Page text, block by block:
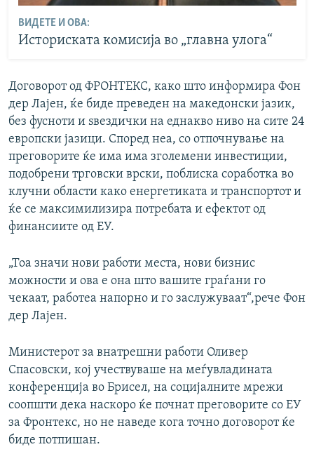
ВИДЕТЕ И ОВА:
Историската комисија во „главна улога“
Договорот од ФРОНТЕКС, како што информира Фон
дер Лајен, ќе биде преведен на македонски јазик,
без фусноти и ѕвездички на еднакво ниво на сите 24
европски јазици. Според неа, со отпочнување на
преговорите ќе има има зголемени инвестиции,
подобрени трговски врски, поблиска соработка во
клучни области како енергетиката и транспортот и
ќе се максимилизира потребата и ефектот од
финансиите од ЕУ.
„Тоа значи нови работи места, нови бизнис
можности и ова е она што вашите граѓани го
чекаат, работеа напорно и го заслужуваат“,рече Фон
дер Лајен.
Министерот за внатрешни работи Оливер
Спасовски, кој учествуваше на меѓувладината
конференција во Брисел, на социјалните мрежи
соопшти дека наскоро ќе почнат преговорите со ЕУ
за Фронтекс, но не наведе кога точно договорот ќе
биде потпишан.